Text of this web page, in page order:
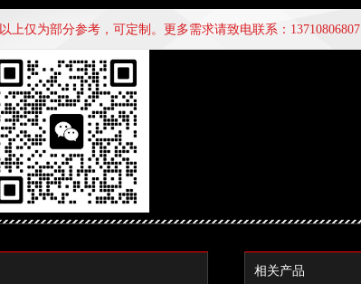
以上仅为部分参考，可定制。更多需求请致电联系：13710806807
相关产品